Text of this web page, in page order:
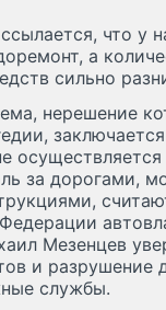
что у
а
сильно
нерешение
за дорогами,
Мезенцев
и разрушение
службы.